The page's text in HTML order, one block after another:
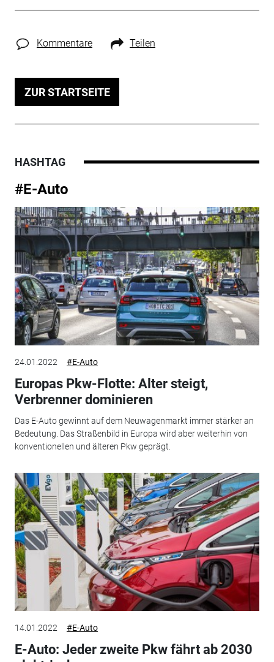
Kommentare Teilen
ZUR STARTSEITE
HASHTAG
#E-Auto
24.01.2022 #E-Auto
Europas Pkw-Flotte: Alter steigt,
Verbrenner dominieren
Das E-Auto gewinnt auf dem Neuwagenmarkt immer stärker an
Bedeutung. Das Straßenbild in Europa wird aber weiterhin von
konventionellen und älteren Pkw geprägt.
14.01.2022 #E-Auto
E-Auto: Jeder zweite Pkw fährt ab 2030